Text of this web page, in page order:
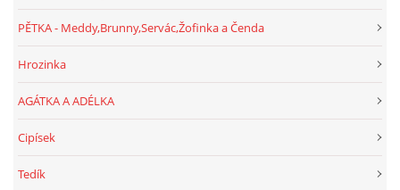
PĚTKA - Meddy,Brunny,Servác,Žofinka a Čenda
Hrozinka
AGÁTKA A ADÉLKA
Cipísek
Tedík